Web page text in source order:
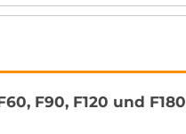
F90, F120 und F180